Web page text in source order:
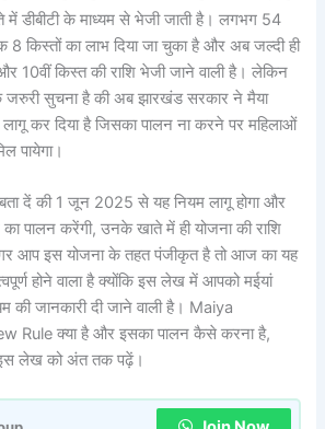
डीबीटी के माध्यम से भेजी जाती है। लगभग 54
किस्तों का लाभ दिया जा चुका है और अब जल्दी ही
10वीं किस्त की राशि भेजी जाने वाली है। लेकिन
जरुरी सुचना है की अब झारखंड सरकार ने मैया
लागू कर दिया है जिसका पालन ना करने पर महिलाओं
पायेगा।
दें की 1 जून 2025 से यह नियम लागू होगा और
पालन करेंगी, उनके खाते में ही योजना की राशि
आप इस योजना के तहत पंजीकृत है तो आज का यह
होने वाला है क्योंकि इस लेख में आपको मईयां
की जानकारी दी जाने वाली है। Maiya
Rule क्या है और इसका पालन कैसे करना है,
इस लेख को अंत तक पढ़ें।